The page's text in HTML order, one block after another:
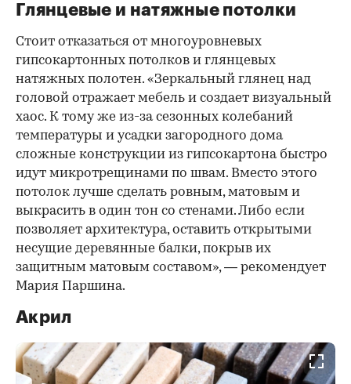
Глянцевые и натяжные потолки
Стоит отказаться от многоуровневых
гипсокартонных потолков и глянцевых
натяжных полотен. «Зеркальный глянец над
головой отражает мебель и создает визуальный
хаос. К тому же из-за сезонных колебаний
температуры и усадки загородного дома
сложные конструкции из гипсокартона быстро
идут микротрещинами по швам. Вместо этого
потолок лучше сделать ровным, матовым и
выкрасить в один тон со стенами. Либо если
позволяет архитектура, оставить открытыми
несущие деревянные балки, покрыв их
защитным матовым составом», — рекомендует
Мария Паршина.
Акрил